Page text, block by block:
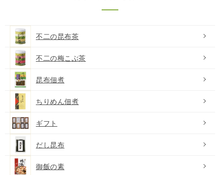
不二の昆布茶
不二の梅こぶ茶
昆布佃煮
ちりめん佃煮
ギフト
だし昆布
御飯の素